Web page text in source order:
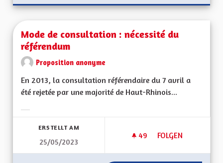
Mode de consultation : nécessité du
référendum
Proposition anonyme
En 2013, la consultation référendaire du 7 avril a
été rejetée par une majorité de Haut-Rhinois...
ERSTELLT AM
25/05/2023
49 49 FOLLOWER
FOLGEN
MODE DE